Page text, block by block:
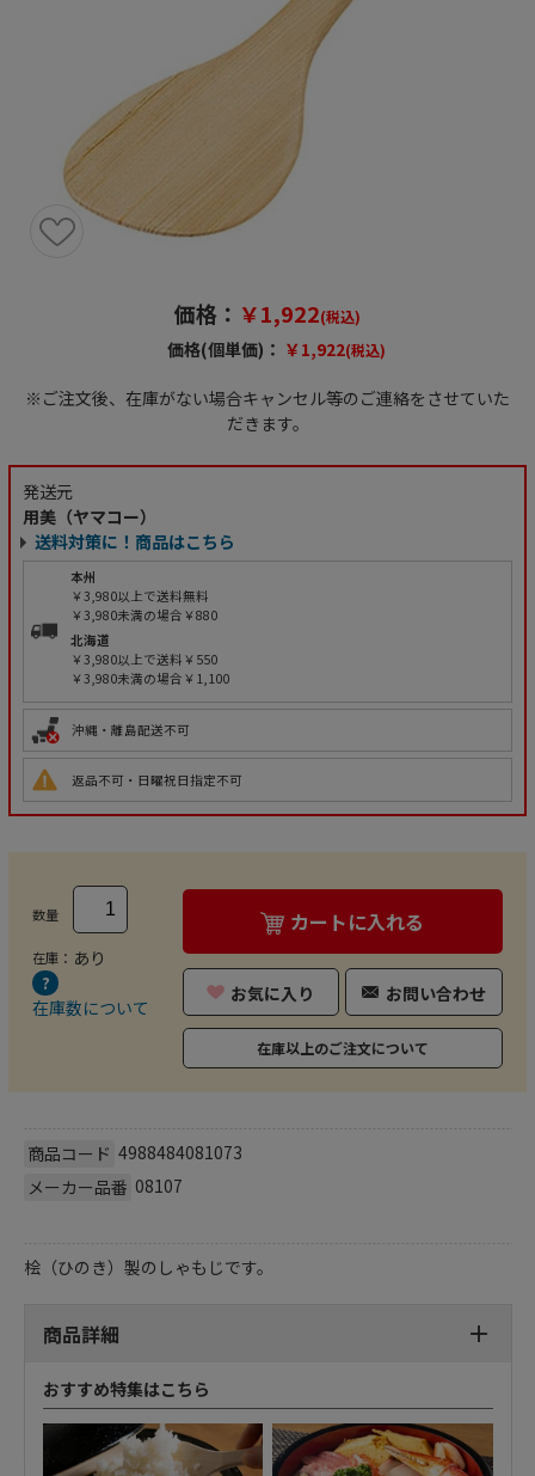
価格： ￥1,922(税込)
価格(個単価)： ￥1,922(税込)
※ご注文後、在庫がない場合キャンセル等のご連絡をさせていた
だきます。
発送元
用美（ヤマコー）
送料対策に！商品はこちら
本州
￥3,980以上で送料無料
￥3,980未満の場合￥880
北海道
￥3,980以上で送料￥550
￥3,980未満の場合￥1,100
沖縄・離島配送不可
返品不可・日曜祝日指定不可
数量
在庫： あり
在庫数について
カートに入れる
お気に入り お問い合わせ
在庫以上のご注文について
商品コード 4988484081073
メーカー品番 08107
桧（ひのき）製のしゃもじです。
商品詳細
おすすめ特集はこちら